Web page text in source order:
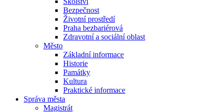
Bezpečnost
Životní prostředí
Praha bezbariérová
Zdravotní a sociální oblast
Město
Základní informace
Historie
Památky
Kultura
Praktické informace
Správa města
Magistrát